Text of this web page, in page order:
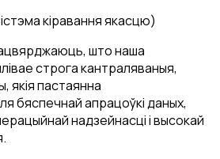
кіравання якасцю)
што наша
строга кантраляваныя,
якія пастаянна
бяспечнай апрацоўкі даных,
надзейнасці і высокай